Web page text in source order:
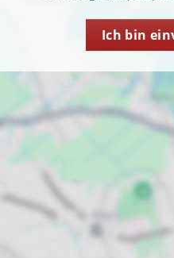
Ich bin